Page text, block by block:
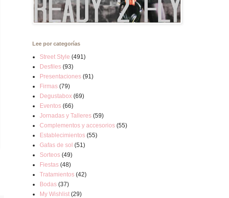
Lee por categorías
Street Style (491)
Desfiles (93)
Presentaciones (91)
Firmas (79)
Degustabox (69)
Eventos (66)
Jornadas y Talleres (59)
Complementos y accesorios (55)
Establecimientos (55)
Gafas de sol (51)
Sorteos (49)
Fiestas (48)
Tratamientos (42)
Bodas (37)
My Wishlist (29)